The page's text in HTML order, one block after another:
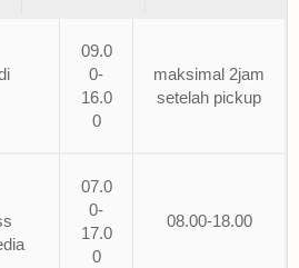
09.0
0-
16.0
0
maksimal 2jam
setelah pickup
07.0
0-
17.0
0
08.00-18.00